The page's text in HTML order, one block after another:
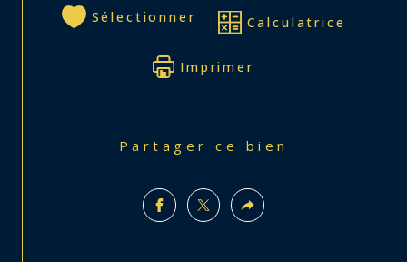
Sélectionner Calculatrice
Imprimer
Partager ce bien